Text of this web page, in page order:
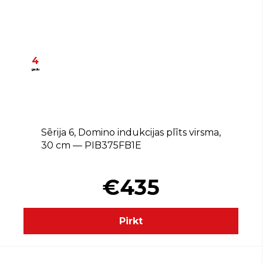
4
gadu
Sērija 6, Domino indukcijas plīts virsma,
30 cm — PIB375FB1E
€435
Pirkt